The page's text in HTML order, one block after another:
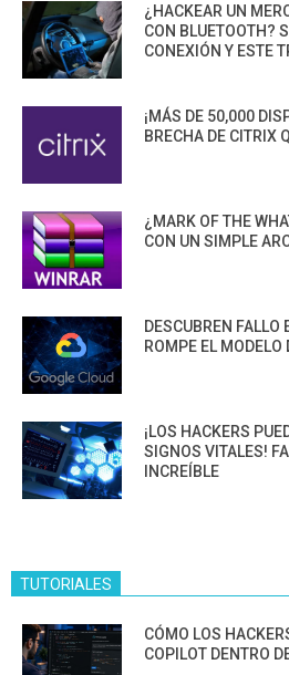
¿HACKEAR UN
CON BLUETOOTH?
CONEXIÓN Y ESTE
¡MÁS DE 50,000
BRECHA DE CITRIX
¿MARK OF THE
CON UN SIMPLE
DESCUBREN FALLO
ROMPE EL
¡LOS HACKERS
SIGNOS VITALES!
INCREÍBLE
TUTORIALES
CÓMO LOS
COPILOT DENTRO